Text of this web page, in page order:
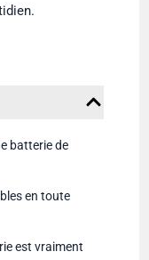
batterie de
en toute
est vraiment